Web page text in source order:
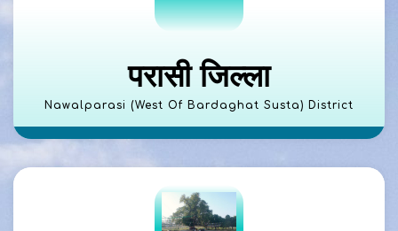
परासी जिल्ला
Nawalparasi (West Of Bardaghat Susta) District